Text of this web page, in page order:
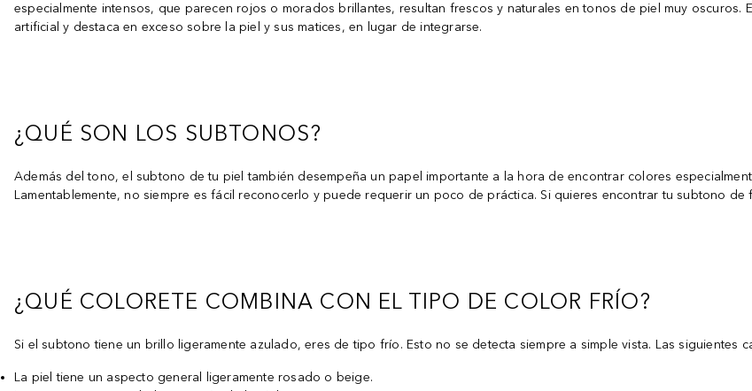
especialmente intensos, que parecen rojos o morados brillantes, resultan frescos y naturales en tonos de piel muy
artificial y destaca en exceso sobre la piel y sus matices, en lugar de integrarse.
¿QUÉ SON LOS SUBTONOS?
Además del tono, el subtono de tu piel también desempeña un papel importante a la hora de encontrar colores
Lamentablemente, no siempre es fácil reconocerlo y puede requerir un poco de práctica. Si quieres encontrar tu subtono
¿QUÉ COLORETE COMBINA CON EL TIPO DE COLOR FRÍO?
Si el subtono tiene un brillo ligeramente azulado, eres de tipo frío. Esto no se detecta siempre a simple vista. Las siguientes
La piel tiene un aspecto general ligeramente rosado o beige.